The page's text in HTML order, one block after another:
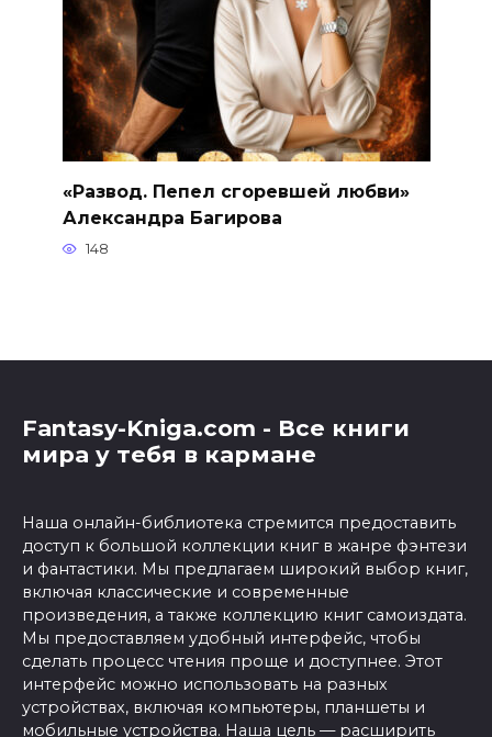
«Развод. Пепел сгоревшей любви»
Александра Багирова
148
Fantasy-Kniga.com - Все книги
мира у тебя в кармане
Наша онлайн-библиотека стремится предоставить
доступ к большой коллекции книг в жанре фэнтези
и фантастики. Мы предлагаем широкий выбор книг,
включая классические и современные
произведения, а также коллекцию книг самоиздата.
Мы предоставляем удобный интерфейс, чтобы
сделать процесс чтения проще и доступнее. Этот
интерфейс можно использовать на разных
устройствах, включая компьютеры, планшеты и
мобильные устройства. Наша цель — расширить